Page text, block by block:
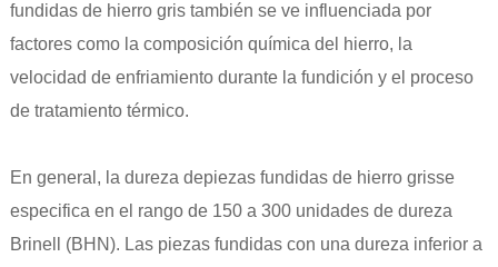
fundidas de hierro gris también se ve influenciada por
factores como la composición química del hierro, la
velocidad de enfriamiento durante la fundición y el proceso
de tratamiento térmico.
En general, la dureza depiezas fundidas de hierro grisse
especifica en el rango de 150 a 300 unidades de dureza
Brinell (BHN). Las piezas fundidas con una dureza inferior a